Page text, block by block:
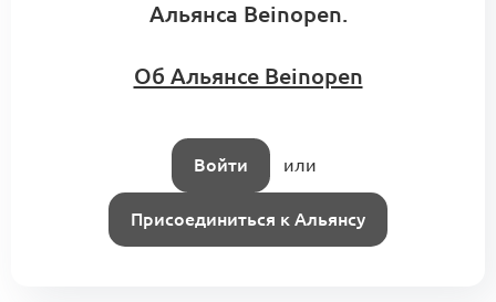
Альянса Beinopen.
Об Альянсе Beinopen
Войти или
Присоединиться к Альянсу